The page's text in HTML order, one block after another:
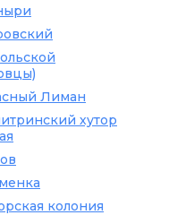
Лиман
хутор
колония